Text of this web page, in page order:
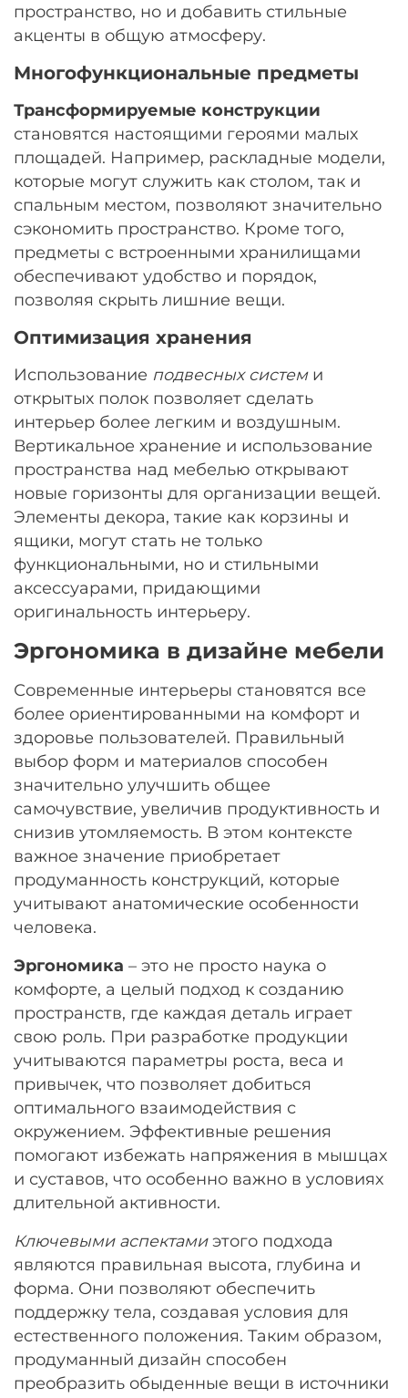
пространство, но и добавить стильные
акценты в общую атмосферу.
Многофункциональные предметы
Трансформируемые конструкции
становятся настоящими героями малых
площадей. Например, раскладные модели,
которые могут служить как столом, так и
спальным местом, позволяют значительно
сэкономить пространство. Кроме того,
предметы с встроенными хранилищами
обеспечивают удобство и порядок,
позволяя скрыть лишние вещи.
Оптимизация хранения
Использование подвесных системи
открытых полок позволяет сделать
интерьер более легким и воздушным.
Вертикальное хранение и использование
пространства над мебелью открывают
новые горизонты для организации вещей.
Элементы декора, такие как корзины и
ящики, могут стать не только
функциональными, но и стильными
аксессуарами, придающими
оригинальность интерьеру.
Эргономика в дизайне мебели
Современные интерьеры становятся все
более ориентированными на комфорт и
здоровье пользователей. Правильный
выбор форм и материалов способен
значительно улучшить общее
самочувствие, увеличив продуктивность и
снизив утомляемость. В этом контексте
важное значение приобретает
продуманность конструкций, которые
учитывают анатомические особенности
человека.
Эргономика – это не просто наука о
комфорте, а целый подход к созданию
пространств, где каждая деталь играет
свою роль. При разработке продукции
учитываются параметры роста, веса и
привычек, что позволяет добиться
оптимального взаимодействия с
окружением. Эффективные решения
помогают избежать напряжения в мышцах
и суставов, что особенно важно в условиях
длительной активности.
Ключевыми аспектамиэтого подхода
являются правильная высота, глубина и
форма. Они позволяют обеспечить
поддержку тела, создавая условия для
естественного положения. Таким образом,
продуманный дизайн способен
преобразить обыденные вещи в источники